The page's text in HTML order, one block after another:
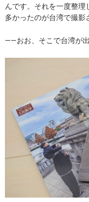
んです。それを一度整
多かったのが台湾で撮影
――おお、そこで台湾が出